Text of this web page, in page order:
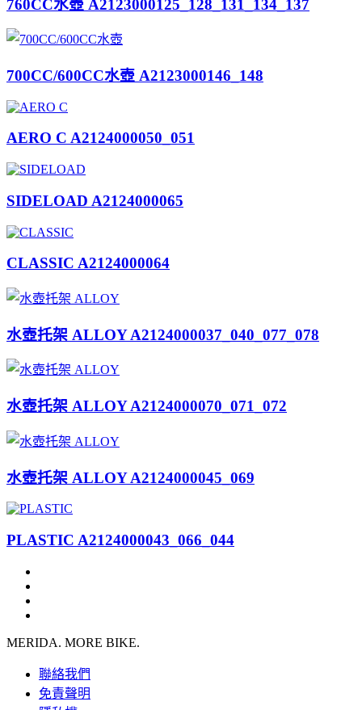
760CC水壺 A2123000125_128_131_134_137
700CC/600CC水壺 A2123000146_148
AERO C A2124000050_051
SIDELOAD A2124000065
CLASSIC A2124000064
水壺托架 ALLOY A2124000037_040_077_078
水壺托架 ALLOY A2124000070_071_072
水壺托架 ALLOY A2124000045_069
PLASTIC A2124000043_066_044
MERIDA. MORE BIKE.
聯絡我們
免責聲明